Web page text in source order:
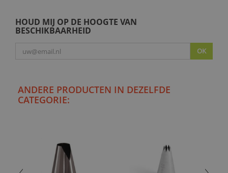
HOUD MIJ OP DE HOOGTE VAN
BESCHIKBAARHEID
OK
ANDERE PRODUCTEN IN DEZELFDE
CATEGORIE: